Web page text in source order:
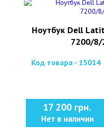
Ноутбук Dell
7200/8/
Код товара - 15014
17 200 грн.
Нет в наличии